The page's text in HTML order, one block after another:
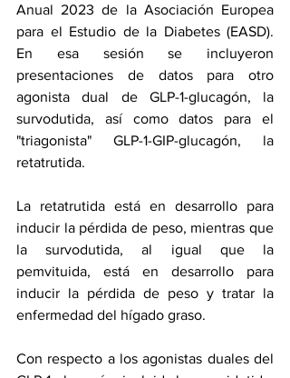
Anual 2023 de la Asociación Europea
para el Estudio de la Diabetes (EASD).
En esa sesión se incluyeron
presentaciones de datos para otro
survodutida, así como datos para el
"triagonista" GLP-1-GIP-glucagón, la
retatrutida.
La retatrutida está en desarrollo para
inducir la pérdida de peso, mientras que
la survodutida, al igual que la
pemvituida, está en desarrollo para
inducir la pérdida de peso y tratar la
enfermedad del hígado graso.
Con respecto a los agonistas duales del